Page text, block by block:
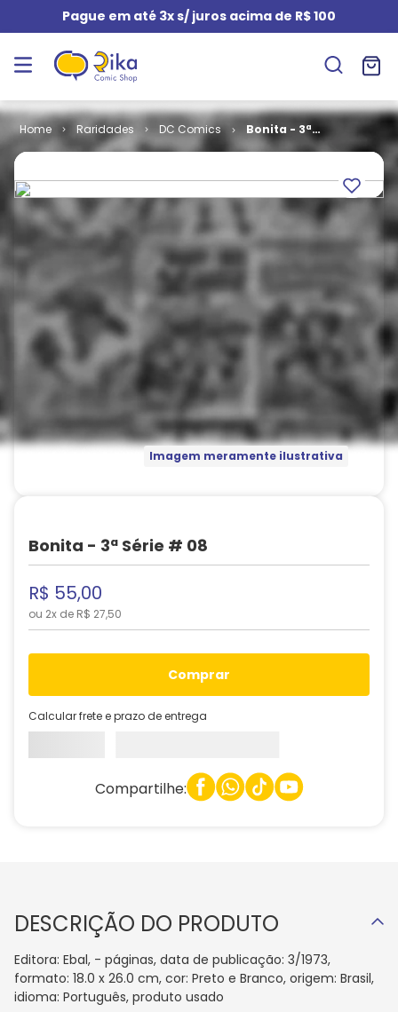
Pague em até 3x s/ juros acima de R$ 100
Raridades DC Comics
Bonita - 3ª
Série # 08
Imagem meramente ilustrativa
Bonita - 3ª Série # 08
R$ 55,00
ou 2x de R$ 27,50
comprar
Calcular frete e prazo de entrega
Compartilhe:
DESCRIÇÃO DO PRODUTO
Editora: Ebal, - páginas, data de publicação: 3/1973,
formato: 18.0 x 26.0 cm, cor: Preto e Branco, origem: Brasil,
idioma: Português, produto usado